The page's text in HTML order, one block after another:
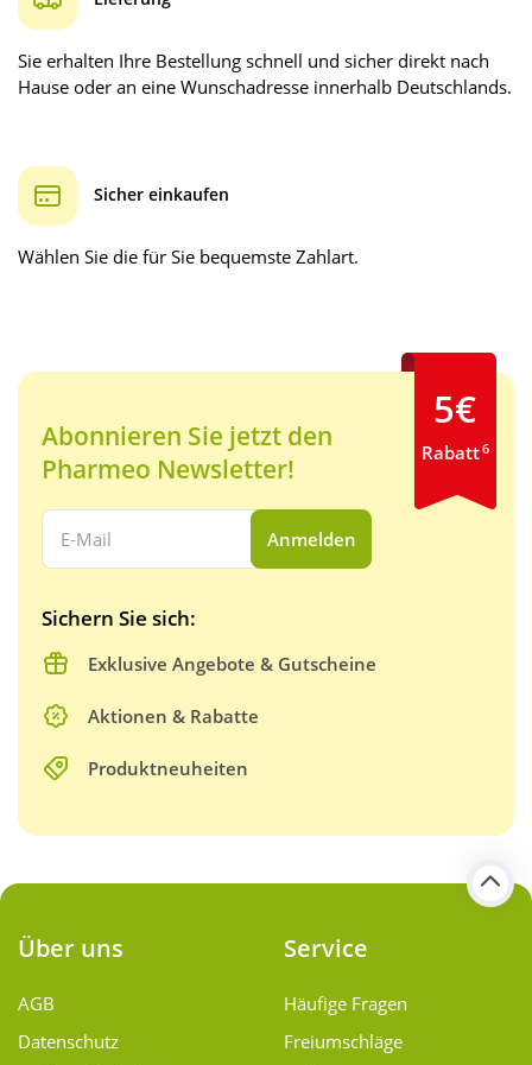
Sie erhalten Ihre Bestellung schnell und sicher direkt nach
Hause oder an eine Wunschadresse innerhalb Deutschlands.
Sicher einkaufen
Wählen Sie die für Sie bequemste Zahlart.
Abonnieren Sie jetzt den
Pharmeo Newsletter!
Ihre E-Mail Adresse:
Anmelden
Sichern Sie sich:
Exklusive Angebote & Gutscheine
Aktionen & Rabatte
Produktneuheiten
5€
Rabatt6
Über uns
AGB
Datenschutz
Service
Häufige Fragen
Freiumschläge